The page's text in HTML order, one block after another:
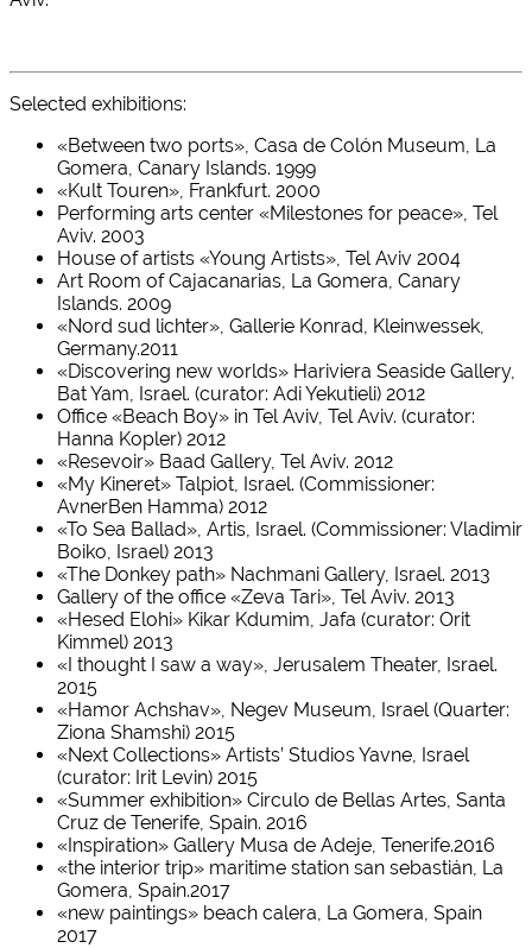
Selected exhibitions:
«Between two ports», Casa de Colón Museum, La
Gomera, Canary Islands. 1999
«Kult Touren», Frankfurt. 2000
Performing arts center «Milestones for peace», Tel
Aviv. 2003
House of artists «Young Artists», Tel Aviv 2004
Art Room of Cajacanarias, La Gomera, Canary
Islands. 2009
«Nord sud lichter», Gallerie Konrad, Kleinwessek,
Germany.2011
«Discovering new worlds» Hariviera Seaside Gallery,
Bat Yam, Israel. (curator: Adi Yekutieli) 2012
Office «Beach Boy» in Tel Aviv, Tel Aviv. (curator:
Hanna Kopler) 2012
«Resevoir» Baad Gallery, Tel Aviv. 2012
«My Kineret» Talpiot, Israel. (Commissioner:
AvnerBen Hamma) 2012
«To Sea Ballad», Artis, Israel. (Commissioner: Vladimir
Boiko, Israel) 2013
«The Donkey path» Nachmani Gallery, Israel. 2013
Gallery of the office «Zeva Tari», Tel Aviv. 2013
«Hesed Elohi» Kikar Kdumim, Jafa (curator: Orit
Kimmel) 2013
«I thought I saw a way», Jerusalem Theater, Israel.
2015
«Hamor Achshav», Negev Museum, Israel (Quarter:
Ziona Shamshi) 2015
«Next Collections» Artists’ Studios Yavne, Israel
(curator: Irit Levin) 2015
«Summer exhibition» Circulo de Bellas Artes, Santa
Cruz de Tenerife, Spain. 2016
«Inspiration» Gallery Musa de Adeje, Tenerife.2016
«the interior trip» maritime station san sebastián, La
Gomera, Spain.2017
«new paintings» beach calera, La Gomera, Spain
2017